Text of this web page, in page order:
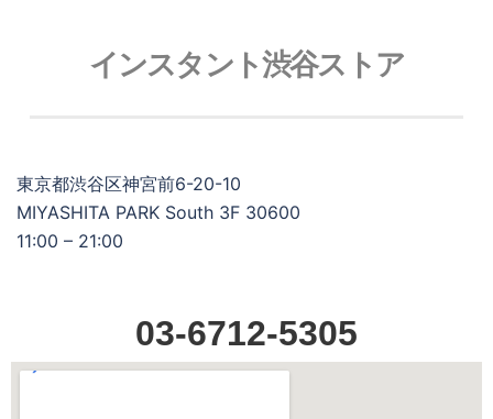
インスタント渋谷ストア
東京都渋谷区神宮前6-20-10
MIYASHITA PARK South 3F 30600
11:00 – 21:00
03-6712-5305